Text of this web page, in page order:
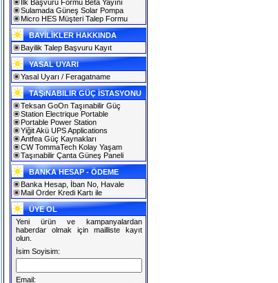
İlk Başvuru Formu Beta Yayını
Sulamada Güneş Solar Pompa
Micro HES Müşteri Talep Formu
BAYİLİKLER HAKKINDA
Bayilik Talep Başvuru Kayıt
YASAL UYARI
Yasal Uyarı / Feragatname
TAŞıNABILIR GÜÇ İSTASYONU
Teksan GoOn Taşınabilir Güç
Station Electrique Portable
Portable Power Station
Yiğit Akü UPS Applications
Antfea Güç Kaynakları
CW TommaTech Kolay Yaşam
Taşınabilir Çanta Güneş Paneli
BANKA HESAP - ÖDEME
Banka Hesap, İban No, Havale
Mail Order Kredi Kartı ile
ÜYE OL
Yeni ürün ve kampanyalardan
haberdar olmak için mailliste kayıt
olun.
İsim Soyisim:
Email: